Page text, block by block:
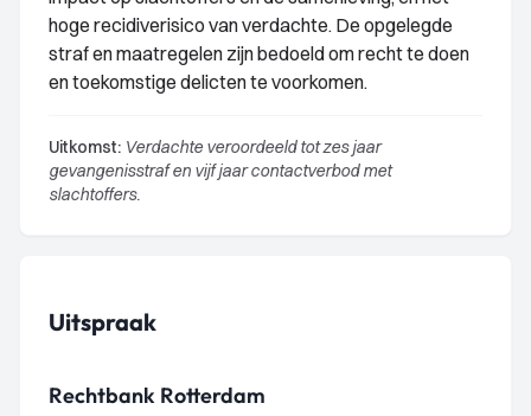
hoge recidiverisico van verdachte. De opgelegde
straf en maatregelen zijn bedoeld om recht te doen
en toekomstige delicten te voorkomen.
Uitkomst: Verdachte veroordeeld tot zes jaar
gevangenisstraf en vijf jaar contactverbod met
slachtoffers.
Uitspraak
Rechtbank Rotterdam